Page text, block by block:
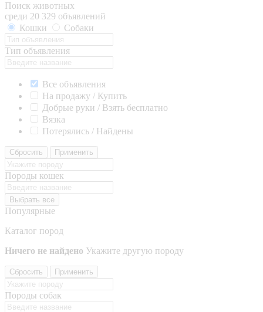
Поиск животных
среди 20 329 объявлений
Кошки
Собаки
Тип объявления
Все объявления
На продажу / Купить
Добрые руки / Взять бесплатно
Вязка
Потерялись / Найдены
Сбросить Применить
Породы кошек
Выбрать все
Популярные
Каталог пород
Ничего не найдено Укажите другую породу
Сбросить Применить
Породы собак